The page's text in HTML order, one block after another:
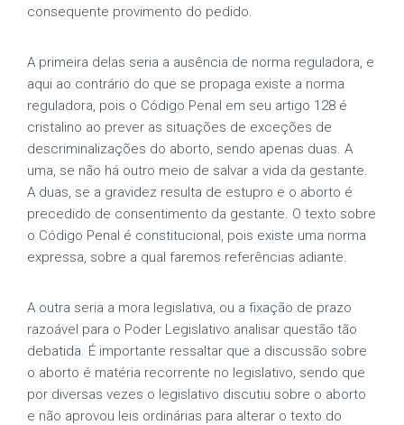
consequente provimento do pedido.
A primeira delas seria a ausência de norma reguladora, e
aqui ao contrário do que se propaga existe a norma
reguladora, pois o Código Penal em seu artigo 128 é
cristalino ao prever as situações de exceções de
descriminalizações do aborto, sendo apenas duas. A
uma, se não há outro meio de salvar a vida da gestante.
A duas, se a gravidez resulta de estupro e o aborto é
precedido de consentimento da gestante. O texto sobre
o Código Penal é constitucional, pois existe uma norma
expressa, sobre a qual faremos referências adiante.
A outra seria a mora legislativa, ou a fixação de prazo
razoável para o Poder Legislativo analisar questão tão
debatida. É importante ressaltar que a discussão sobre
o aborto é matéria recorrente no legislativo, sendo que
por diversas vezes o legislativo discutiu sobre o aborto
e não aprovou leis ordinárias para alterar o texto do